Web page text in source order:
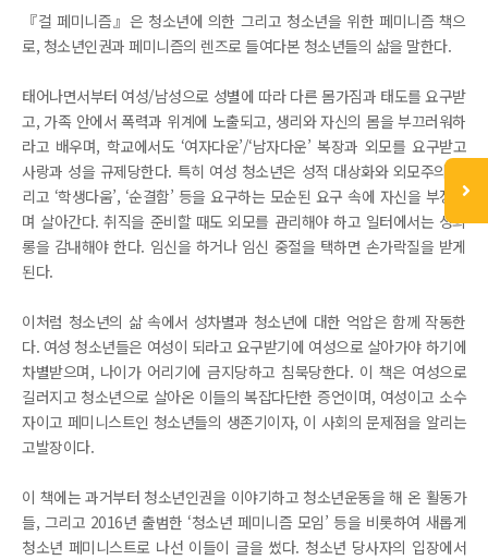
『걸 페미니즘』은 청소년에 의한 그리고 청소년을 위한 페미니즘 책으
로, 청소년인권과 페미니즘의 렌즈로 들여다본 청소년들의 삶을 말한다.
태어나면서부터 여성/남성으로 성별에 따라 다른 몸가짐과 태도를 요구받
고, 가족 안에서 폭력과 위계에 노출되고, 생리와 자신의 몸을 부끄러워하
라고 배우며, 학교에서도 ‘여자다운’/‘남자다운’ 복장과 외모를 요구받고
사랑과 성을 규제당한다. 특히 여성 청소년은 성적 대상화와 외모주의 그
리고 ‘학생다움’, ‘순결함’ 등을 요구하는 모순된 요구 속에 자신을 부정하
며 살아간다. 취직을 준비할 때도 외모를 관리해야 하고 일터에서는 성희
롱을 감내해야 한다. 임신을 하거나 임신 중절을 택하면 손가락질을 받게
된다.
이처럼 청소년의 삶 속에서 성차별과 청소년에 대한 억압은 함께 작동한
다. 여성 청소년들은 여성이 되라고 요구받기에 여성으로 살아가야 하기에
차별받으며, 나이가 어리기에 금지당하고 침묵당한다. 이 책은 여성으로
길러지고 청소년으로 살아온 이들의 복잡다단한 증언이며, 여성이고 소수
자이고 페미니스트인 청소년들의 생존기이자, 이 사회의 문제점을 알리는
고발장이다.
이 책에는 과거부터 청소년인권을 이야기하고 청소년운동을 해 온 활동가
들, 그리고 2016년 출범한 ‘청소년 페미니즘 모임’ 등을 비롯하여 새롭게
청소년 페미니스트로 나선 이들이 글을 썼다. 청소년 당사자의 입장에서